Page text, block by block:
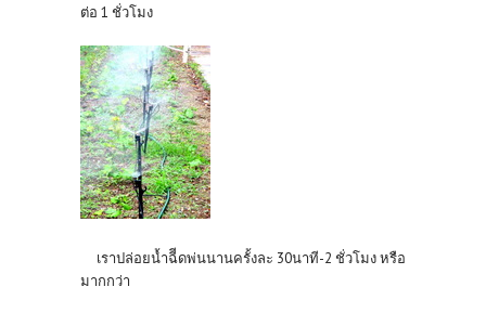
ต่อ 1 ชั่วโมง
เราปล่อยน้ำฉีีดพ่นนานครั้งละ 30นาที-2 ชั่วโมง หรือ
มากกว่า